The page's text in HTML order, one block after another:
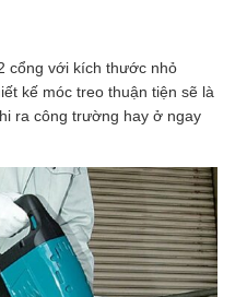
cổng với kích thước nhỏ
kế móc treo thuận tiện sẽ là
ra công trường hay ở ngay